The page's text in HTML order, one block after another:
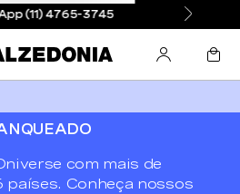
(11) 4765-3745
com mais de
países. Conheça nossos